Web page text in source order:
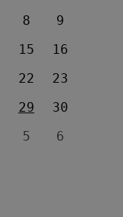
8
9
15
16
22
23
29
30
5 6